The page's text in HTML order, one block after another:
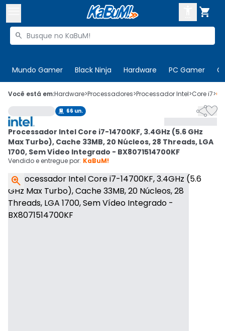

Buscar produtos

Mundo Gamer Black Ninja Hardware PC Gamer
 Olá. Acesse sua conta
 Departamentos
Cupons
Mais Vendidos
 Ativar tradutor em libras
CADASTRE-SE
Você está em:Hardware>Processadores>Processador Intel>Core i7>

 66 un. 
Processador Intel Core i7-14700KF, 3.4GHz (5.6 GHz
Max Turbo), Cache 33MB, 20 Núcleos, 28 Threads, LGA
1700, Sem Vídeo Integrado - BX8071514700KF
Vendido e entregue por: KaBuM!